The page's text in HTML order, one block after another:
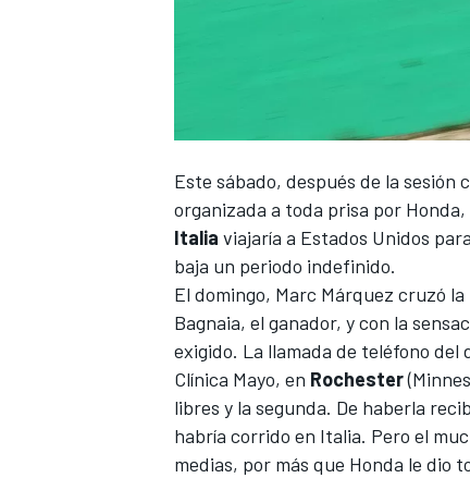
Este sábado, después de la
organizada a toda prisa por
Italia viajaría a Estados Unidos
baja un periodo indefinido.
El domingo, Marc Márquez cruzó la
Bagnaia, el ganador, y con la
exigido. La llamada de teléfono del
Clínica Mayo, en Rochester
libres y la segunda. De haberla
habría corrido en Italia. Pero el
medias, por más que Honda le dio